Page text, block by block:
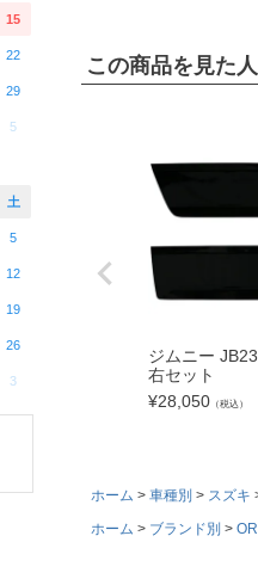
15
22
29
5
土
5
12
19
26
3
この商品を見た
ジムニー
右セット
¥28,050 （税込）
ホーム 車種別 スズキ
ホーム
ブランド別